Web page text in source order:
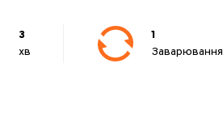
3
хв
1
Заварювання